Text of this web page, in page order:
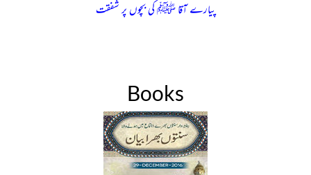
پیارے آقا ﷺ کی بچوں پر شفقت
Books